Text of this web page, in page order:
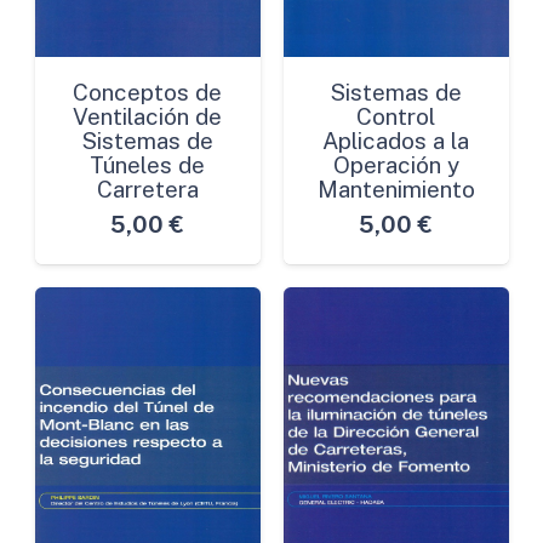
Conceptos de
Ventilación de
Sistemas de
Túneles de
Carretera
5,00 €
Sistemas de
Control
Aplicados a la
Operación y
Mantenimiento
5,00 €